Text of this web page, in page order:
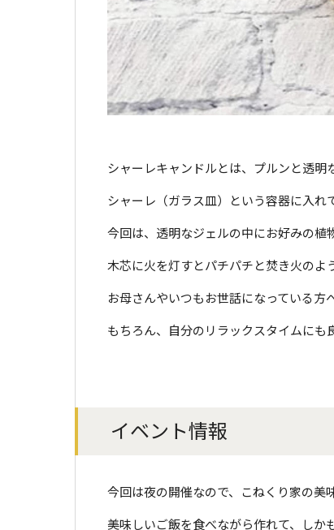
シャーレキャンドルとは、プルンと透明
シャーレ（ガラス皿）という容器に入れ
今回は、透明なジェルの中にお好みの植
木芯に火を灯すとパチパチと焚き火のよ
お母さんやいつもお世話になっている方
もちろん、自分のリラックスタイムにも
イベント情報
今回は夜の開催なので、こねくり家の
美味しいご飯を食べながら作れて、しか